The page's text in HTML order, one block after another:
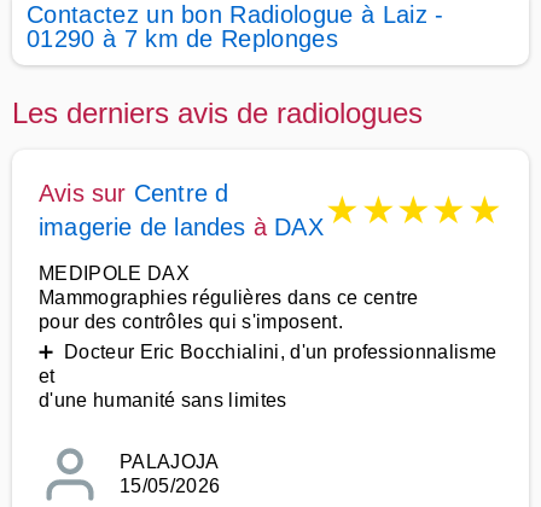
Contactez un bon Radiologue à Laiz -
01290 à 7 km de Replonges
Les derniers avis de radiologues
Avis sur Centre d
imagerie de landes à DAX★★★★★
MEDIPOLE DAX
Mammographies régulières dans ce centre
pour des contrôles qui s'imposent.
➕ Docteur Eric Bocchialini, d'un professionnalisme
et
d'une humanité sans limites
PALAJOJA
15/05/2026